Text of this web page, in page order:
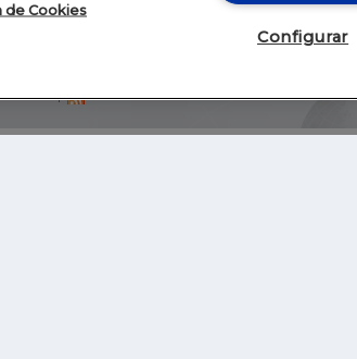
Inicio RSS
de Cookies
Configurar